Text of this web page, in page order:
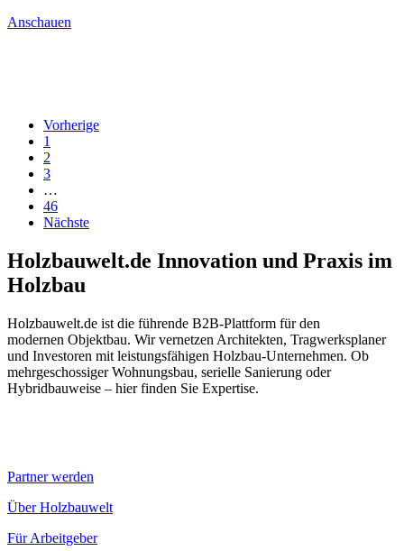
Anschauen
Vorherige
1
2
3
…
46
Nächste
Holzbauwelt.de Innovation und Praxis im
Holzbau
Holzbauwelt.de ist die führende B2B-Plattform für den
modernen Objektbau. Wir vernetzen Architekten, Tragwerksplaner
und Investoren mit leistungsfähigen Holzbau-Unternehmen. Ob
mehrgeschossiger Wohnungsbau, serielle Sanierung oder
Hybridbauweise – hier finden Sie Expertise.
Partner werden
Über Holzbauwelt
Für Arbeitgeber